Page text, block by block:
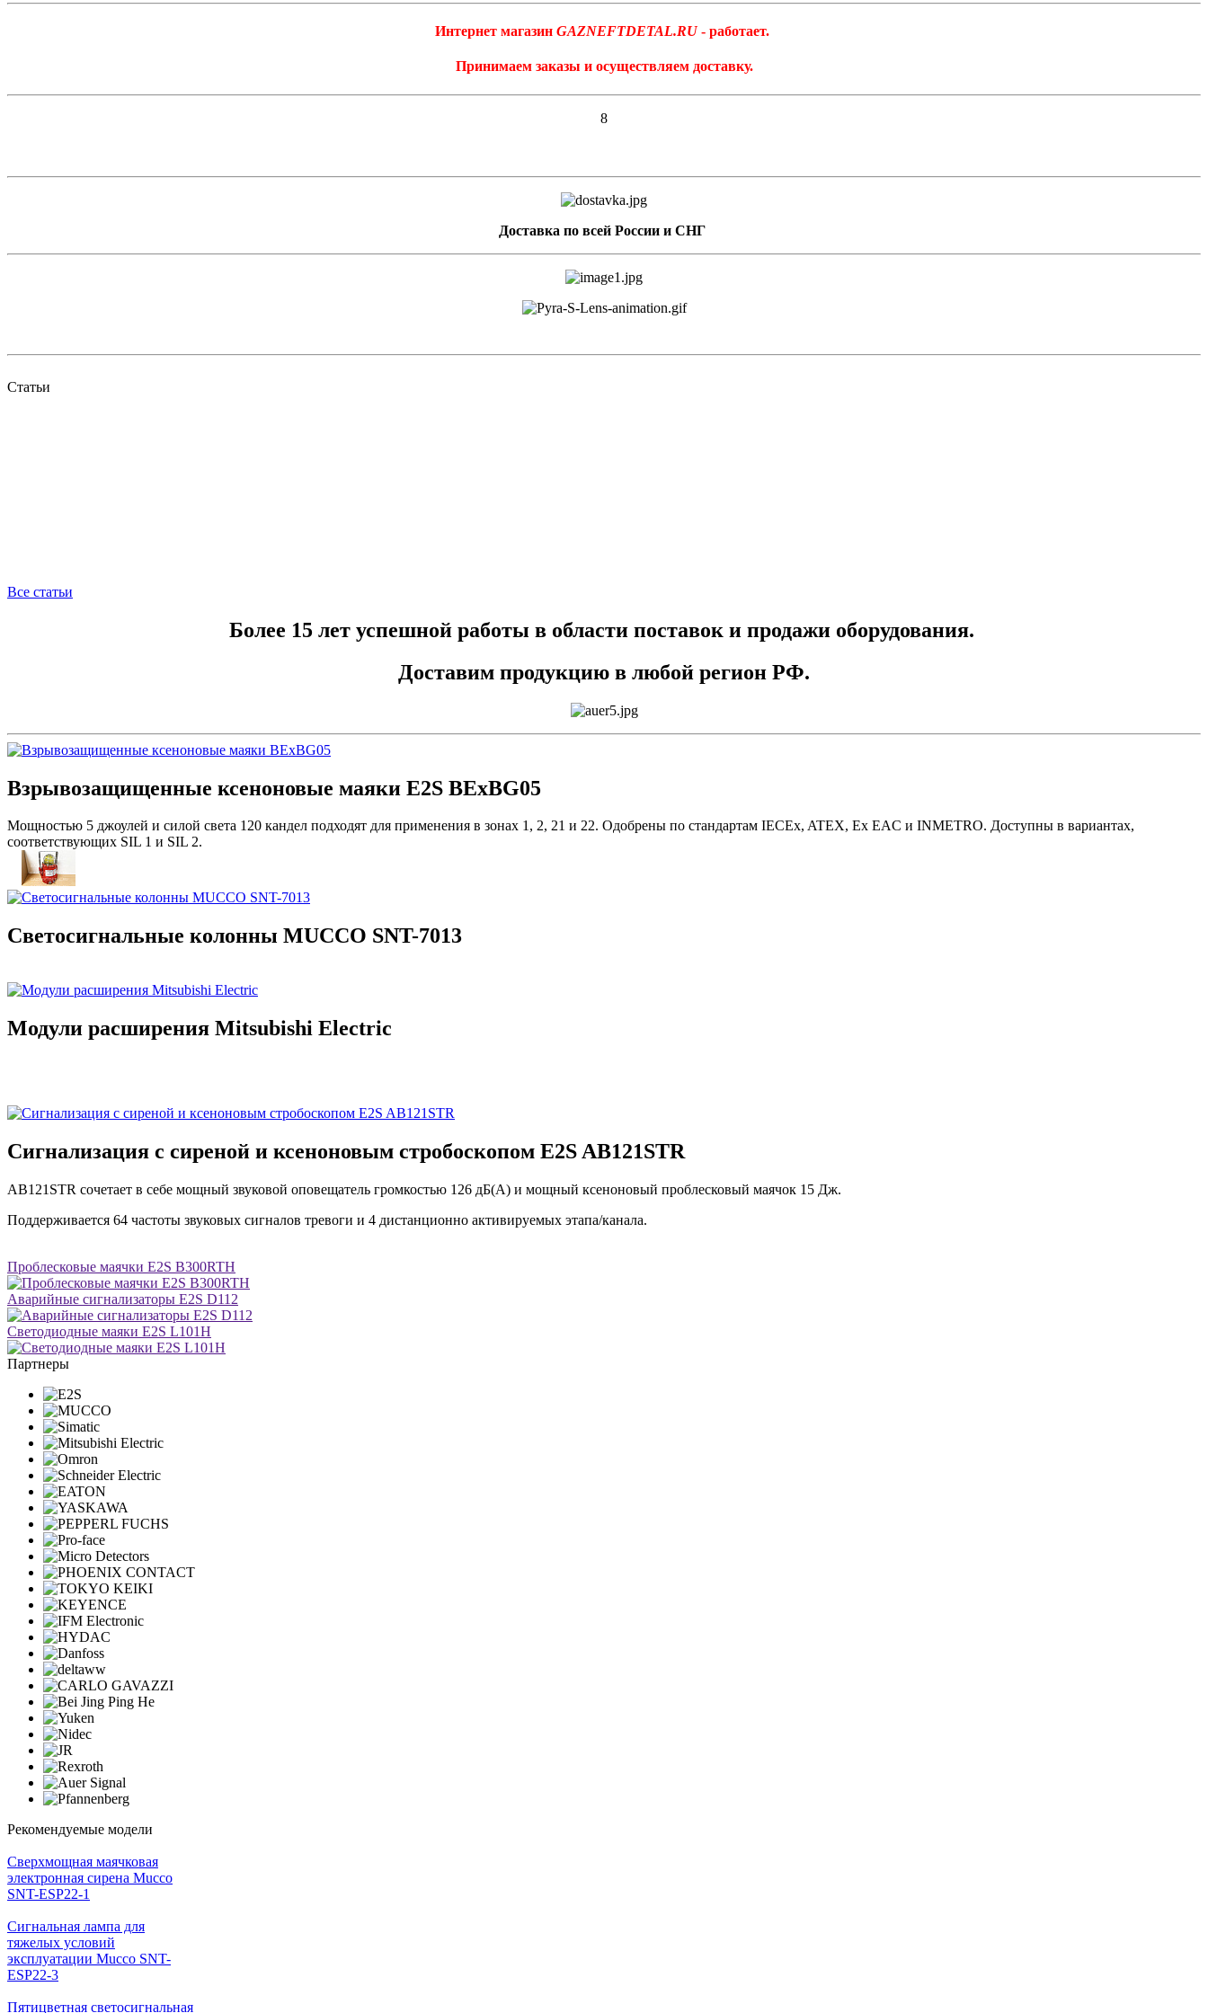
Интернет магазин GAZNEFTDETAL.RU- работает.
Принимаем заказы и осуществляем доставку.
8
Доставка по всей России и СНГ
Статьи
Все статьи
Более 15 лет успешной работы в области поставок и продажи оборудования.
Доставим продукцию в любой регион РФ.
Взрывозащищенные ксеноновые маяки E2S BExBG05
Мощностью 5 джоулей и силой света 120 кандел подходят для применения в зонах 1, 2, 21 и 22. Одобрены по стандартам IECEx, ATEX, Ex EAC и INMETRO. Доступны в вариантах,
соответствующих SIL 1 и SIL 2.
Светосигнальные колонны MUCCO SNT-7013
Модули расширения Mitsubishi Electric
Сигнализация с сиреной и ксеноновым стробоскопом E2S AB121STR
AB121STR сочетает в себе мощный звуковой оповещатель громкостью 126 дБ(A) и мощный ксеноновый проблесковый маячок 15 Дж.
Поддерживается 64 частоты звуковых сигналов тревоги и 4 дистанционно активируемых этапа/канала.
Проблесковые маячки E2S B300RTH
Аварийные сигнализаторы E2S D112
Светодиодные маяки E2S L101H
Партнеры
Рекомендуемые модели
Cверхмощная маячковая
электронная сирена Mucco
SNT-ESP22-1
Сигнальная лампа для
тяжелых условий
эксплуатации Mucco SNT-
ESP22-3
Пятицветная светосигнальная